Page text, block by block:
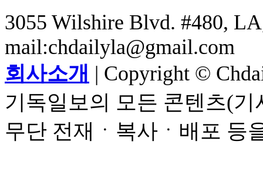
3055 Wilshire Blvd. #480,
mail:chdailyla@gmail.com
회사소개 | Copyright ©
기독일보의 모든 콘텐츠(
무단 전재ㆍ복사ㆍ배포 등